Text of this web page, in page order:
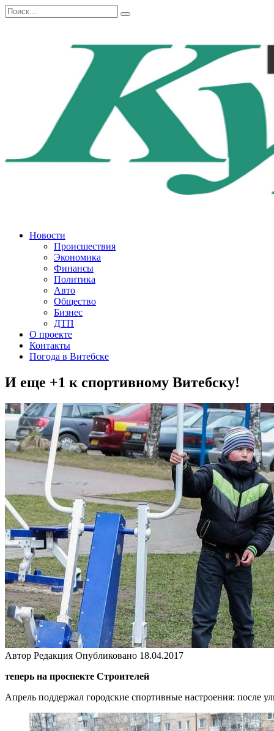
Перейти
к
Search
for:
Новости
Происшествия
Экономика
Финансы
Политика
Авто
Общество
Бизнес
ДТП
О проекте
Контакты
Погода в Витебске
И еще +1 к спортивному Витебску!
Автор Редакция Опубликовано 18.04.2017
теперь на проспекте Строителей
Апрель поддержал городские спортивные настроения: после